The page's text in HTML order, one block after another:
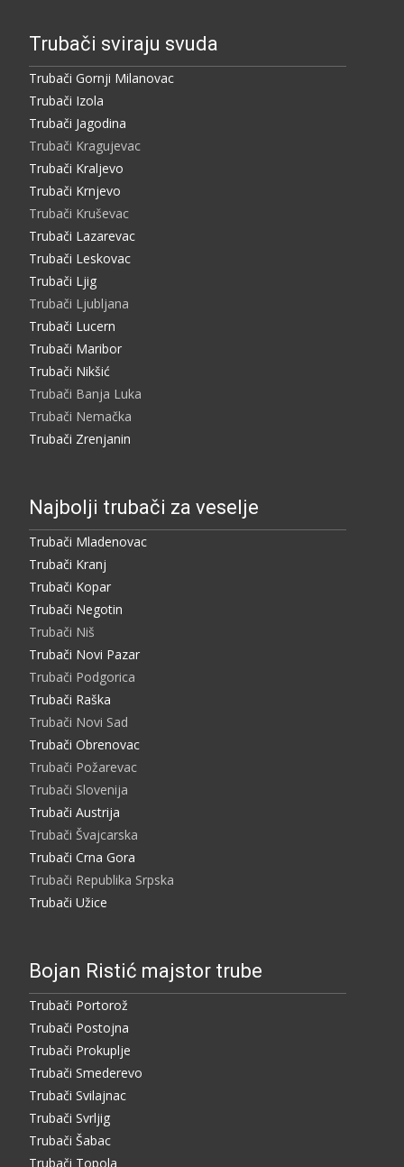
Trubači sviraju svuda
Trubači Gornji Milanovac
Trubači Izola
Trubači Jagodina
Trubači Kragujevac
Trubači Kraljevo
Trubači Krnjevo
Trubači Kruševac
Trubači Lazarevac
Trubači Leskovac
Trubači Ljig
Trubači Ljubljana
Trubači Lucern
Trubači Maribor
Trubači Nikšić
Trubači Banja Luka
Trubači Nemačka
Trubači Zrenjanin
Najbolji trubači za veselje
Trubači Mladenovac
Trubači Kranj
Trubači Kopar
Trubači Negotin
Trubači Niš
Trubači Novi Pazar
Trubači Podgorica
Trubači Raška
Trubači Novi Sad
Trubači Obrenovac
Trubači Požarevac
Trubači Slovenija
Trubači Austrija
Trubači Švajcarska
Trubači Crna Gora
Trubači Republika Srpska
Trubači Užice
Bojan Ristić majstor trube
Trubači Portorož
Trubači Postojna
Trubači Prokuplje
Trubači Smederevo
Trubači Svilajnac
Trubači Svrljig
Trubači Šabac
Trubači Topola